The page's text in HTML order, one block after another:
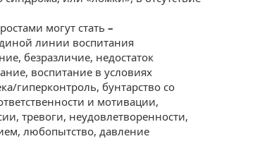
могут стать –
линии воспитания
безразличие, недостаток
воспитание в условиях
гиперконтроль, бунтарство со
и мотивации,
тревоги, неудовлетворенности,
любопытство, давление